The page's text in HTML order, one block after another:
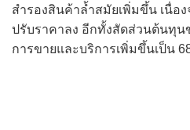
สำรองสินค้าล้ำสมัยเพิ่มขึ้น เนื่อ
ปรับราคาลง อีกทั้งสัดส่วนต้นทุน
การขายและบริการเพิ่มขึ้นเป็น